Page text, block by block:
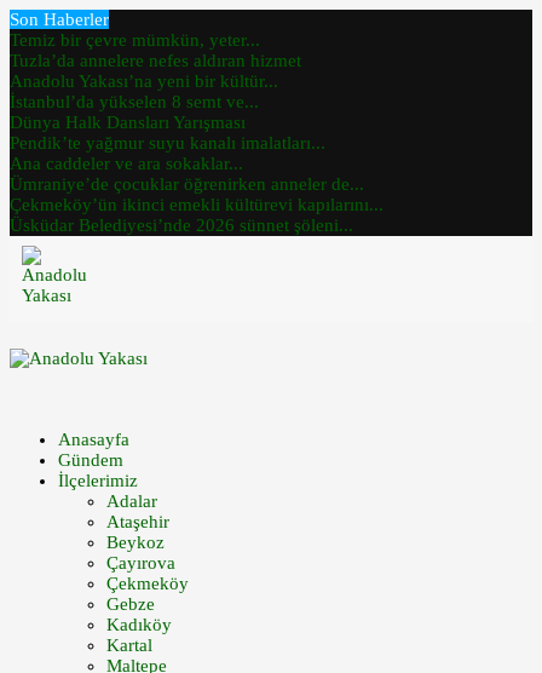
Son Haberler
Temiz bir çevre mümkün, yeter...
Tuzla’da annelere nefes aldıran hizmet
Anadolu Yakası’na yeni bir kültür...
İstanbul’da yükselen 8 semt ve...
Dünya Halk Dansları Yarışması
Pendik’te yağmur suyu kanalı imalatları...
Ana caddeler ve ara sokaklar...
Ümraniye’de çocuklar öğrenirken anneler de...
Çekmeköy’ün ikinci emekli kültürevi kapılarını...
Üsküdar Belediyesi’nde 2026 sünnet şöleni...
Anasayfa
Gündem
İlçelerimiz
Adalar
Ataşehir
Beykoz
Çayırova
Çekmeköy
Gebze
Kadıköy
Kartal
Maltepe